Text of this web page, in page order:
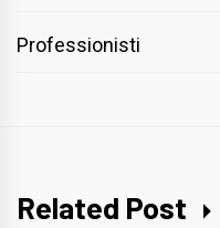
Professionisti
Related Post